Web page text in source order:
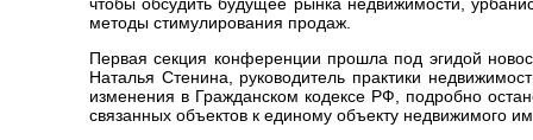
чтобы обсудить будущее рынка недвижимости,
методы стимулирования продаж.
Первая секция конференции прошла под эгидой
Наталья Стенина, руководитель практики
изменения в Гражданском кодексе РФ, подробно
связанных объектов к единому объекту недвижимого